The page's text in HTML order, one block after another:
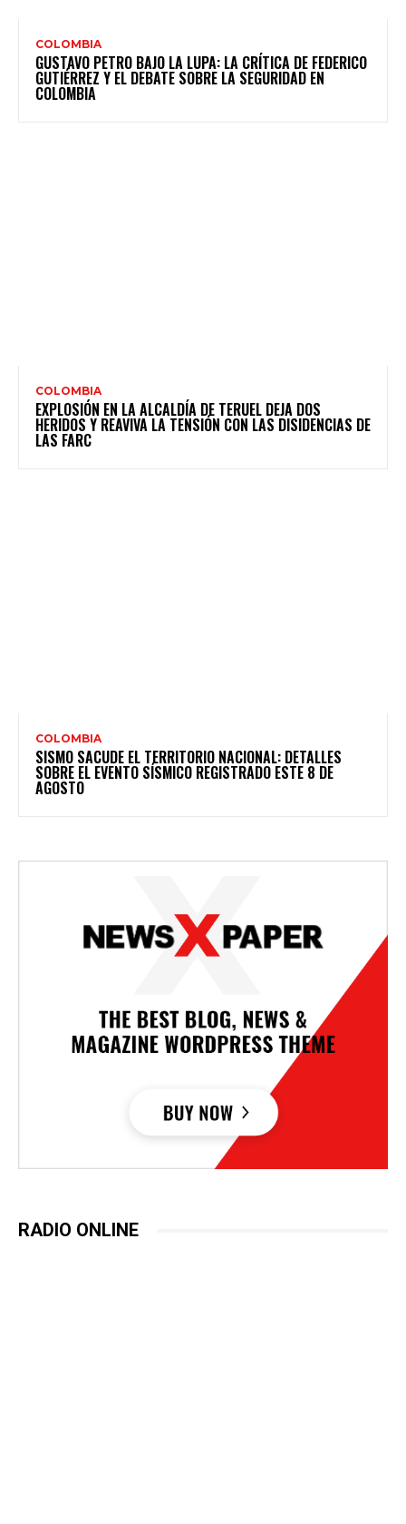
COLOMBIA
GUSTAVO PETRO BAJO LA LUPA: LA CRÍTICA DE FEDERICO
GUTIÉRREZ Y EL DEBATE SOBRE LA SEGURIDAD EN
COLOMBIA
COLOMBIA
EXPLOSIÓN EN LA ALCALDÍA DE TERUEL DEJA DOS
HERIDOS Y REAVIVA LA TENSIÓN CON LAS DISIDENCIAS DE
LAS FARC
COLOMBIA
SISMO SACUDE EL TERRITORIO NACIONAL: DETALLES
SOBRE EL EVENTO SÍSMICO REGISTRADO ESTE 8 DE
AGOSTO
RADIO ONLINE